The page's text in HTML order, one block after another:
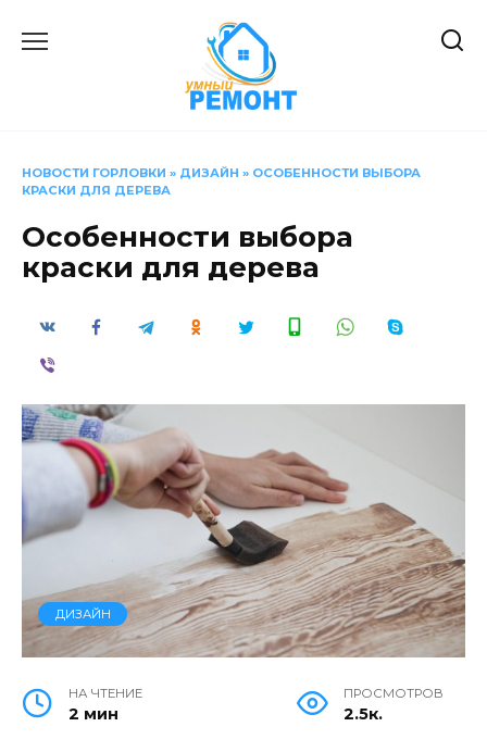
НОВОСТИ ГОРЛОВКИ » ДИЗАЙН » ОСОБЕННОСТИ ВЫБОРА
КРАСКИ ДЛЯ ДЕРЕВА
Особенности выбора
краски для дерева
ДИЗАЙН
НА ЧТЕНИЕ
2 мин
ПРОСМОТРОВ
2.5к.